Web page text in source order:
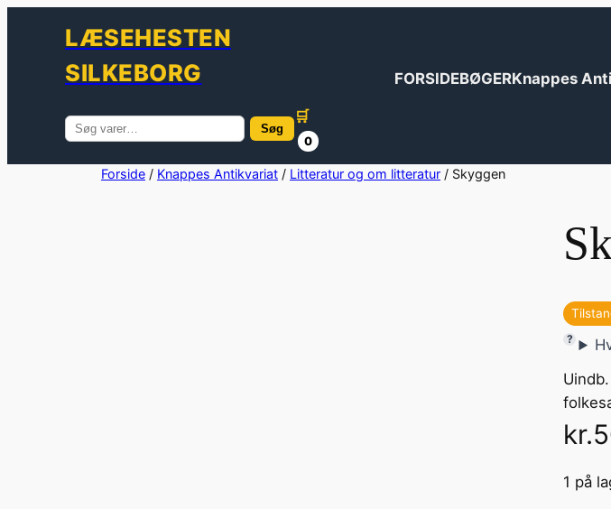
LÆSEHESTEN
SILKEBORG
FORSIDEBØGERKnappes
Søg
efter:
Søg
🛒
0
Forside / Knappes Antikvariat / Litteratur og om litteratur / Skyggen
kr.
1 på